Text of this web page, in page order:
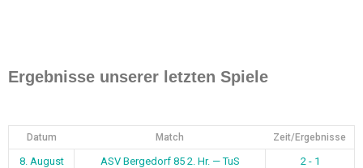
Ergebnisse unserer letzten Spiele
Datum Match Zeit/Ergebnisse
8. August
ASV Bergedorf 85 2. Hr. — TuS
2 - 1